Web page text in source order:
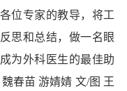
位专家的教导，将工
思和总结，做一名眼
为外科医生的最佳助
春苗 游婧婧 文/图 王